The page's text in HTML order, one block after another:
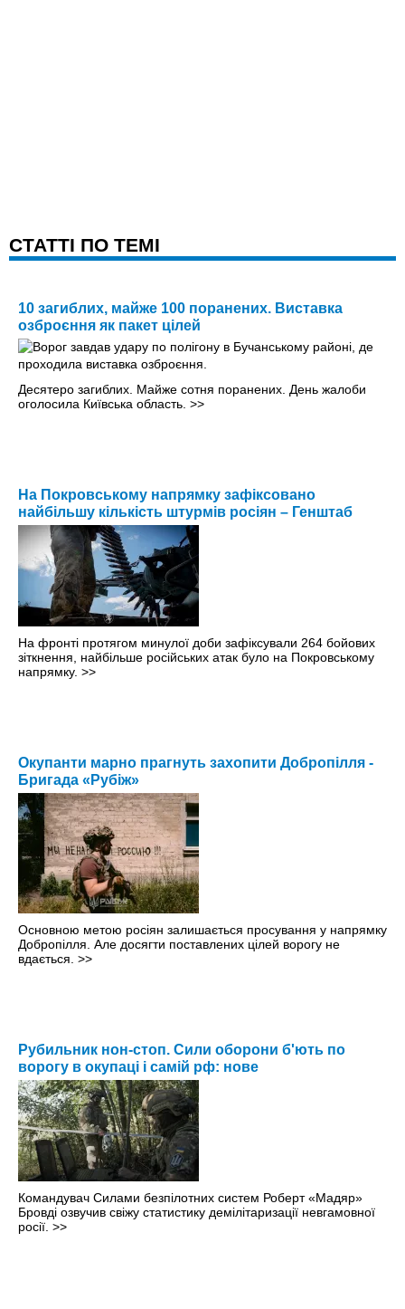
CТАТТІ ПО ТЕМІ
10 загиблих, майже 100 поранених. Виставка
озброєння як пакет цілей
Десятеро загиблих. Майже сотня поранених. День жалоби
оголосила Київська область. >>
На Покровському напрямку зафіксовано
найбільшу кількість штурмів росіян – Генштаб
На фронті протягом минулої доби зафіксували 264 бойових
зіткнення, найбільше російських атак було на Покровському
напрямку. >>
Окупанти марно прагнуть захопити Добропілля -
Бригада «Рубіж»
Основною метою росіян залишається просування у напрямку
Добропілля. Але досягти поставлених цілей ворогу не
вдається. >>
Рубильник нон-стоп. Сили оборони б'ють по
ворогу в окупаці і самій рф: нове
Командувач Силами безпілотних систем Роберт «Мадяр»
Бровді озвучив свіжу статистику демілітаризації невгамовної
росії. >>